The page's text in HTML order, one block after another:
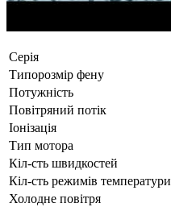
Серія
Типорозмір фену
Потужність
Повітряний потік
Іонізація
Тип мотора
Кіл-сть швидкостей
Кіл-сть режимів температури
Холодне повітря